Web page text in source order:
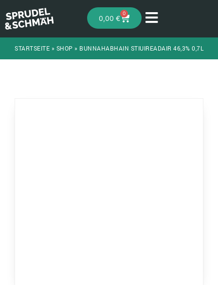
0,00€
0
STARTSEITE » SHOP » BUNNAHABHAIN STIUIREADAIR 46,3% 0,7L